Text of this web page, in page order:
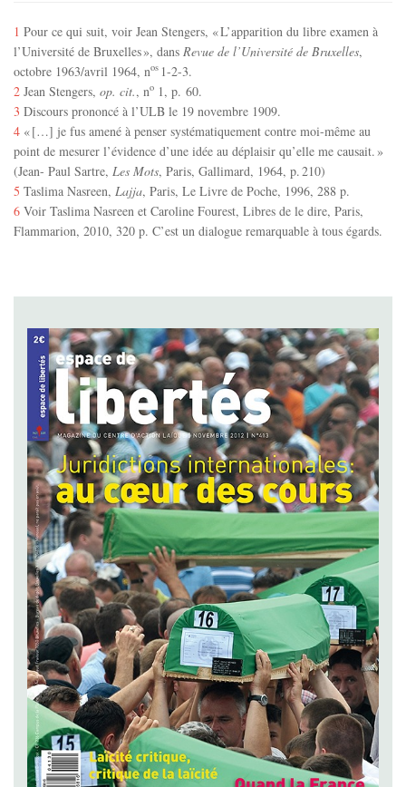
1 Pour ce qui suit, voir Jean Stengers, « L’apparition du libre examen à
l’Université de Bruxelles », dans Revue de l’Université de Bruxelles,
octobre 1963/avril 1964, nos 1-2-3.
2 Jean Stengers, op. cit., no 1, p. 60.
3 Discours prononcé à l’ULB le 19 novembre 1909.
4 « […] je fus amené à penser systématiquement contre moi-même au
point de mesurer l’évidence d’une idée au déplaisir qu’elle me causait. »
(Jean- Paul Sartre, Les Mots, Paris, Gallimard, 1964, p. 210)
5 Taslima Nasreen, Lajja, Paris, Le Livre de Poche, 1996, 288 p.
6 Voir Taslima Nasreen et Caroline Fourest, Libres de le dire, Paris,
Flammarion, 2010, 320 p. C’est un dialogue remarquable à tous égards.